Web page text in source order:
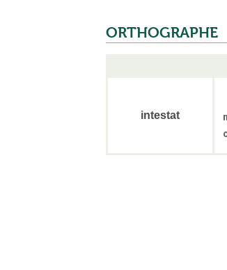
ORTHOGRAPHE
intestat